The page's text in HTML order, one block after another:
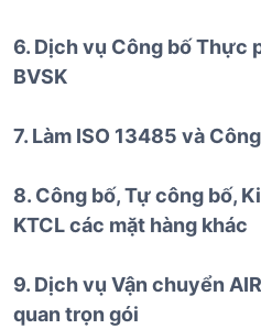
6. Dịch vụ Công bố Thực
BVSK
7. Làm ISO 13485 và
8. Công bố, Tự công bố,
KTCL các mặt hàng khác
9. Dịch vụ Vận chuyển
quan trọn gói